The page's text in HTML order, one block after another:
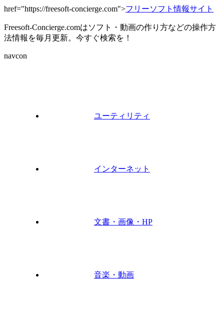
href="https://freesoft-concierge.com">フリーソフト情報サイト
Freesoft-Concierge.comはソフト・動画の作り方などの操作方
法情報を毎月更新。今すぐ検索を！
navcon
ユーティリティ
インターネット
文書・画像・HP
音楽・動画